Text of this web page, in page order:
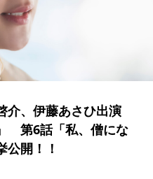
介、伊藤あさひ出演
第6話「私、僧にな
開！！